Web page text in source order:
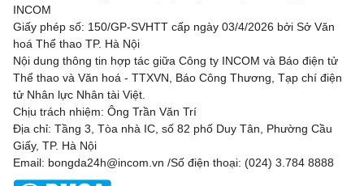
INCOM
Giấy phép số: 150/GP-SVHTT cấp ngày 03/4/2026 bởi Sở Văn
hoá Thể thao TP. Hà Nội
Nội dung thông tin hợp tác giữa Công ty INCOM và Báo điện tử
Thể thao và Văn hoá - TTXVN, Báo Công Thương, Tạp chí điện
tử Nhân lực Nhân tài Việt.
Chịu trách nhiệm: Ông Trần Văn Trí
Địa chỉ: Tầng 3, Tòa nhà IC, số 82 phố Duy Tân, Phường Cầu
Giấy, TP. Hà Nội
Email: bongda24h@incom.vn /Số điện thoại: (024) 3.784 8888